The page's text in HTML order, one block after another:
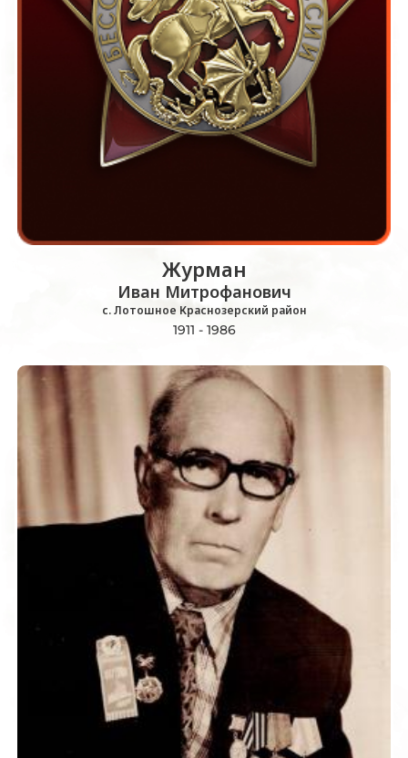
Журман
Иван Митрофанович
с. Лотошное Краснозерский район
1911 - 1986